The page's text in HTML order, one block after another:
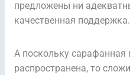
предложены ни
качественная поддержка.
А поскольку сарафанная
распространена, то